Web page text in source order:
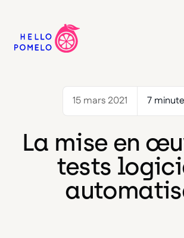
15 mars 2021 7
La mise en
tests